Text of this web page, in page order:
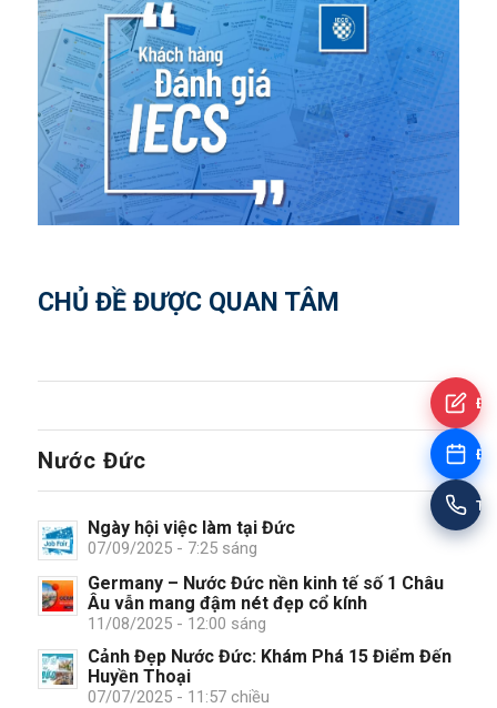
CHỦ ĐỀ ĐƯỢC QUAN TÂM
Nước Đức
Ngày hội việc làm tại Đức
07/09/2025 - 7:25 sáng
Germany – Nước Đức nền kinh tế số 1 Châu
Âu vẫn mang đậm nét đẹp cổ kính
11/08/2025 - 12:00 sáng
Cảnh Đẹp Nước Đức: Khám Phá 15 Điểm Đến
Huyền Thoại
07/07/2025 - 11:57 chiều
Tư